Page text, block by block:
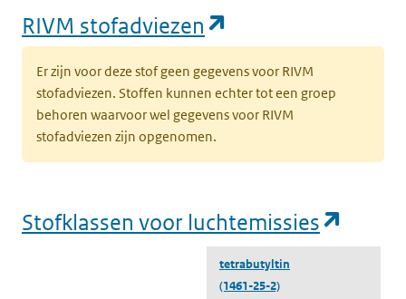
RIVM stofadviezen
Er zijn voor deze stof geen gegevens voor RIVM
stofadviezen. Stoffen kunnen echter tot een groep
behoren waarvoor wel gegevens voor RIVM
stofadviezen zijn opgenomen.
Stofklassen voor luchtemissies
tetrabutyltin
(1461-25-2)